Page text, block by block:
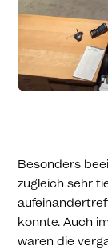
Besonders
zugleich sehr
konnte. Auch
waren die